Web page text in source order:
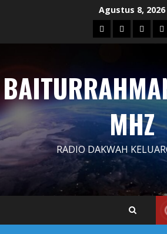
Agustus 8, 2026
Blog Contact
Us
Siaran
MHZ
RADIO DAKWAH